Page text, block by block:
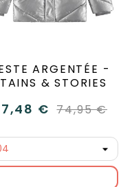
ARGENTÉE -
& STORIES
€ 74,95 €